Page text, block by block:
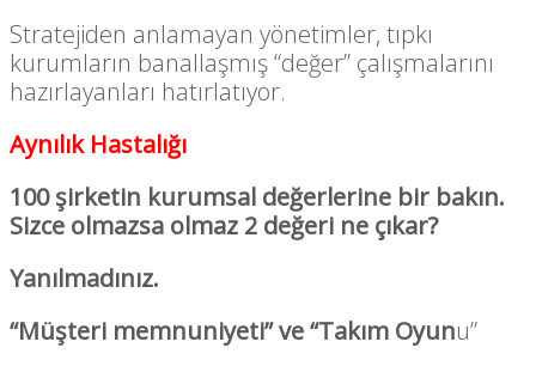
Stratejiden anlamayan yönetimler, tıpkı
kurumların banallaşmış “değer” çalışmalarını
hazırlayanları hatırlatıyor.
Aynılık Hastalığı
100 şirketin kurumsal değerlerine bir bakın.
Sizce olmazsa olmaz 2 değeri ne çıkar?
Yanılmadınız.
“Müşteri memnuniyeti” ve “Takım Oyunu”